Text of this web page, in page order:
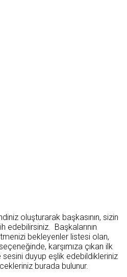
oluşturarak başkasının, sizin
edebilirsiniz. Başkalarının
bekleyenler listesi olan,
karşımıza çıkan ilk
duyup eşlik edebildikleriniz
burada bulunur.